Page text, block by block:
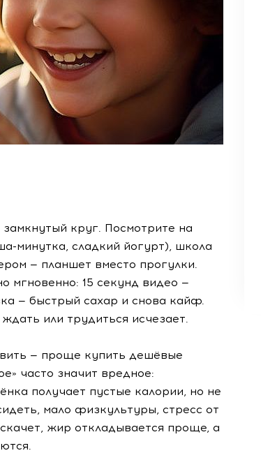
круг. Посмотрите на
минутка, сладкий йогурт), школа
— планшет вместо прогулки.
мгновенно: 15 секунд видео —
— быстрый сахар и снова кайф.
или трудиться исчезает.
— проще купить дешёвые
часто значит вредное:
получает пустые калории, но не
мало физкультуры, стресс от
жир откладывается проще, а